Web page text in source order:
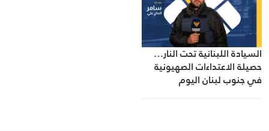
السيادة اللبنانية تحت النار…
حصيلة الاعتداءات الصهيونية
في جنوب لبنان اليوم